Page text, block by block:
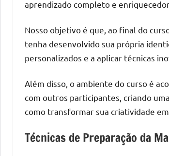
aprendizado completo e
Nosso objetivo é que, ao final do
tenha desenvolvido sua própria
personalizados e a aplicar técnicas
Além disso, o ambiente do curso é
com outros participantes, criando
como transformar sua criatividade
Técnicas de Preparação da